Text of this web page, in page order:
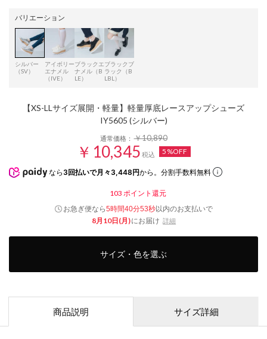
バリエーション
シルバー
（SV）
アイボリー
エナメル
（IVE）
ブラックエ
ナメル（B
LE）
ブラックブ
ラック（B
LBL）
【XS-LLサイズ展開・軽量】軽量厚底レースアップシューズ
IY5605 (シルバー)
通常価格：￥10,890
￥10,345 税込 5%OFF
なら 3回払いで月々3,448円から。分割手数料無料
103 ポイント還元
お急ぎ便なら5時間40分51秒以内のお支払いで
8月10日(月)にお届け 詳細
サイズ・色を選ぶ
商品説明 サイズ詳細